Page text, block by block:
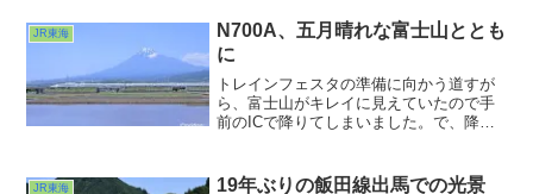
した。０系、100系、300系、500系、700
系、N700系、N700S系・・・
JR東海
N700A、五月晴れな富士山ととも
に
トレインフェスタの準備に向かう道すが
ら、富士山がキレイに見えていたので手
前のICで降りてしまいました。で、降り
うな日本の鉄道風景を見ることができま
JR東海 19年ぶりの飯田線出馬での光景